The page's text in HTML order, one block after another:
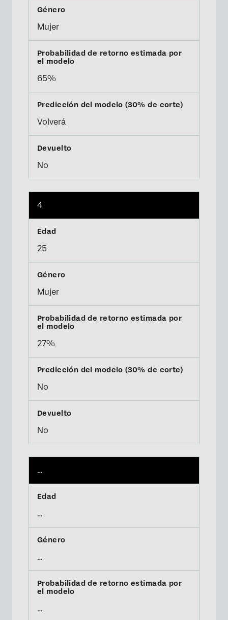
Mujer
65%
Volverá
No
4
25
Mujer
27%
No
No
…
…
…
…